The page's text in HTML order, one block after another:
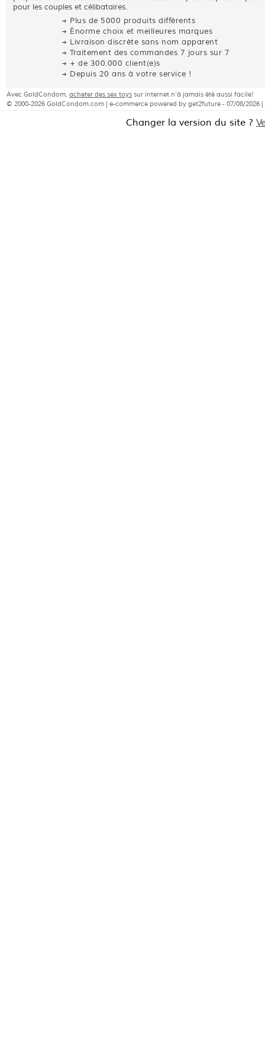
pour les couples et célibataires.
Plus de 5000 produits différents
Énorme choix et meilleures marques
Livraison discrète sans nom apparent
Traitement des commandes 7 jours sur 7
+ de 300.000 client(e)s
Depuis 20 ans à votre service !
Avec GoldCondom, acheter des sex toys sur internet n'à jamais été aussi facile!
© 2000-2026 GoldCondom.com | e-commerce powered by get2future - 07/08/2026 |
Changer la version du site ?